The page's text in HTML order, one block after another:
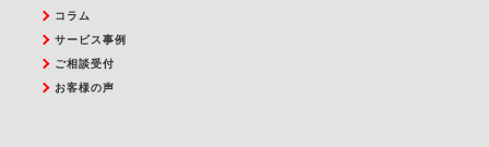
コラム
サービス事例
ご相談受付
お客様の声